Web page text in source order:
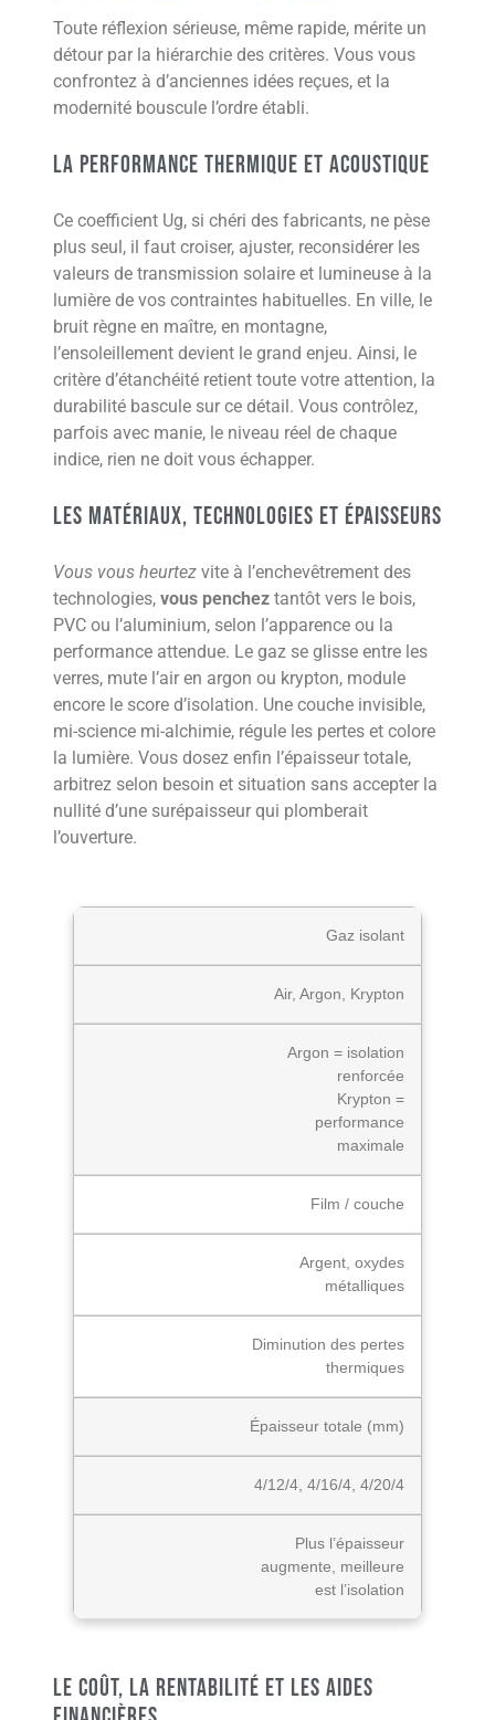
Toute réflexion sérieuse, même rapide, mérite un
détour par la hiérarchie des critères. Vous vous
confrontez à d’anciennes idées reçues, et la
modernité bouscule l’ordre établi.
La performance thermique et acoustique
Ce coefficient Ug, si chéri des fabricants, ne pèse
plus seul, il faut croiser, ajuster, reconsidérer les
valeurs de transmission solaire et lumineuse à la
lumière de vos contraintes habituelles. En ville, le
bruit règne en maître, en montagne,
l’ensoleillement devient le grand enjeu. Ainsi, le
critère d’étanchéité retient toute votre attention, la
durabilité bascule sur ce détail. Vous contrôlez,
parfois avec manie, le niveau réel de chaque
indice, rien ne doit vous échapper.
Les matériaux, technologies et épaisseurs
Vous vous heurtez vite à l’enchevêtrement des
technologies, vous penchez tantôt vers le bois,
PVC ou l’aluminium, selon l’apparence ou la
performance attendue. Le gaz se glisse entre les
verres, mute l’air en argon ou krypton, module
encore le score d’isolation. Une couche invisible,
mi-science mi-alchimie, régule les pertes et colore
la lumière. Vous dosez enfin l’épaisseur totale,
arbitrez selon besoin et situation sans accepter la
nullité d’une surépaisseur qui plomberait
l’ouverture.
Gaz isolant
Air, Argon, Krypton
Argon = isolation
renforcée
Krypton =
performance
maximale
Film / couche
Argent, oxydes
métalliques
Diminution des pertes
thermiques
Épaisseur totale (mm)
4/12/4, 4/16/4, 4/20/4
Plus l’épaisseur
augmente, meilleure
est l’isolation
Le coût, la rentabilité et les aides